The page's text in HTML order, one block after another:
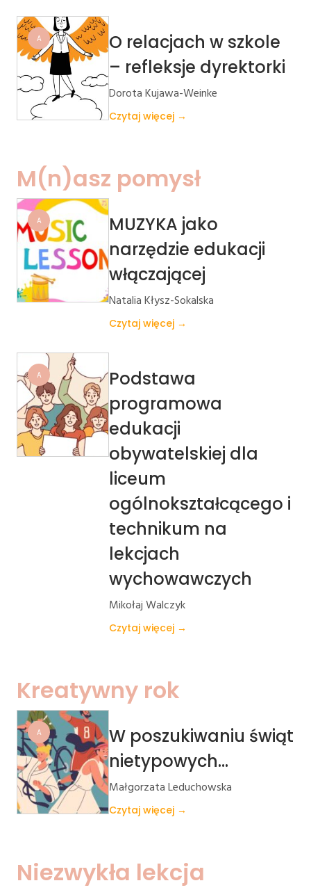
A
O relacjach w szkole
– refleksje dyrektorki
Dorota Kujawa-Weinke
Czytaj więcej →
M(n)asz pomysł
A
MUZYKA jako
narzędzie edukacji
włączającej
Natalia Kłysz-Sokalska
Czytaj więcej →
A
Podstawa
programowa
edukacji
obywatelskiej dla
liceum
ogólnokształcącego i
technikum na
lekcjach
wychowawczych
Mikołaj Walczyk
Czytaj więcej →
Kreatywny rok
A
W poszukiwaniu świąt
nietypowych…
Małgorzata Leduchowska
Czytaj więcej →
Niezwykła lekcja